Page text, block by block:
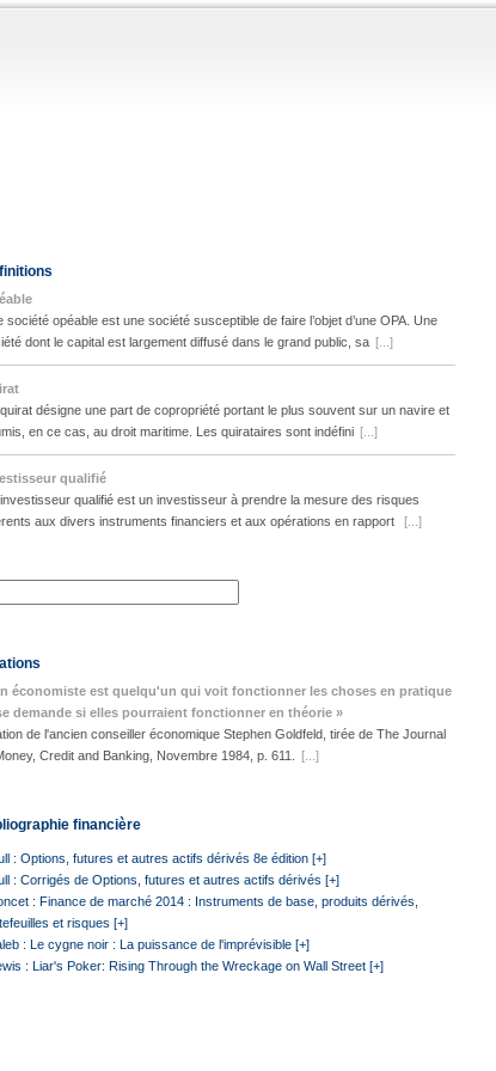
société opéable est une société susceptible de faire l’objet d’une OPA. Une
dont le capital est largement diffusé dans le grand public, sa [...]
désigne une part de copropriété portant le plus souvent sur un navire et
en ce cas, au droit maritime. Les quirataires sont indéfini [...]
qualifié
qualifié est un investisseur à prendre la mesure des risques
aux divers instruments financiers et aux opérations en rapport
[...]
économiste est quelqu'un qui voit fonctionner les choses en pratique
demande si elles pourraient fonctionner en théorie »
de l'ancien conseiller économique Stephen Goldfeld, tirée de The Journal
Credit and Banking, Novembre 1984, p. 611.
[...]
financière
: Options, futures et autres actifs dérivés 8e édition [+]
: Corrigés de Options, futures et autres actifs dérivés [+]
: Finance de marché 2014 : Instruments de base, produits dérivés,
et risques [+]
: Le cygne noir : La puissance de l'imprévisible [+]
: Liar's Poker: Rising Through the Wreckage on Wall Street [+]